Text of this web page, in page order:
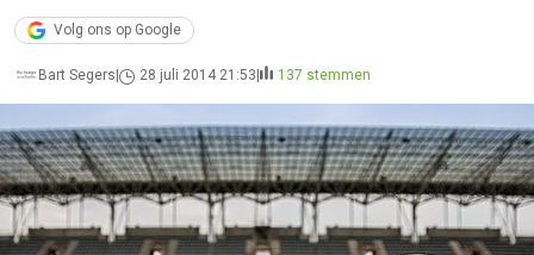
Volg ons op Google
Bart Segers 28 juli 2014 21:53 137 stemmen